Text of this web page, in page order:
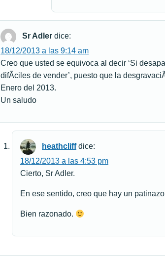
Sr Adler dice:
18/12/2013 a las 9:14 am
Creo que usted se equivoca al decir ‘Si
difÃ­ciles de vender’, puesto que la
Enero del 2013.
Un saludo
heathcliff dice:
18/12/2013 a las 4:53 pm
Cierto, Sr Adler.
En ese sentido, creo que hay un
Bien razonado.